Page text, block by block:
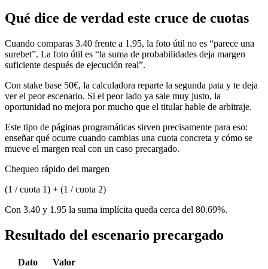
Qué dice de verdad este cruce de cuotas
Cuando comparas 3.40 frente a 1.95, la foto útil no es “parece una
surebet”. La foto útil es “la suma de probabilidades deja margen
suficiente después de ejecución real”.
Con stake base 50€, la calculadora reparte la segunda pata y te deja
ver el peor escenario. Si el peor lado ya sale muy justo, la
oportunidad no mejora por mucho que el titular hable de arbitraje.
Este tipo de páginas programáticas sirven precisamente para eso:
enseñar qué ocurre cuando cambias una cuota concreta y cómo se
mueve el margen real con un caso precargado.
Chequeo rápido del margen
(1 / cuota 1) + (1 / cuota 2)
Con 3.40 y 1.95 la suma implícita queda cerca del 80.69%.
Resultado del escenario precargado
Dato
Valor